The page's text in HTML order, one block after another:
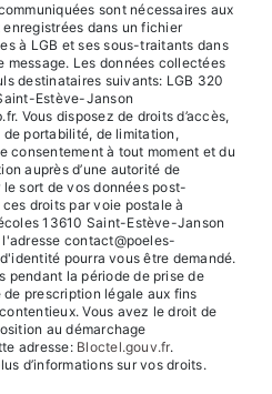
sont nécessaires aux
dans un fichier
à LGB et ses sous-traitants dans
message. Les données collectées
destinataires suivants: LGB 320
Estève-Janson
Vous disposez de droits d’accès,
portabilité, de limitation,
consentement à tout moment et du
auprès d’une autorité de
le sort de vos données post-
droits par voie postale à
13610 Saint-Estève-Janson
contact@poeles-
pourra vous être demandé.
pendant la période de prise de
prescription légale aux fins
Vous avez le droit de
au démarchage
adresse: Bloctel.gouv.fr.
d’informations sur vos droits.